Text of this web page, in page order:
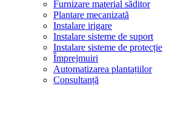
Furnizare material săditor
Plantare mecanizată
Instalare irigare
Instalare sisteme de suport
Instalare sisteme de protecție
Împrejmuiri
Automatizarea plantațiilor
Consultanță